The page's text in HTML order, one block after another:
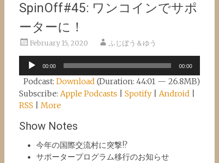
SpinOff#45: ワンコインでサポ
ーターに！
February 15, 2020 ふじぼう＆ゆう
Audio
Player
00:00 00:00
Podcast:Download (Duration: 44:01 — 26.8MB)
Subscribe: Apple Podcasts Spotify| Android
RSS
More
Show Notes
今年の国際交流村に突撃!?
サポータープログラム移行のお知らせ